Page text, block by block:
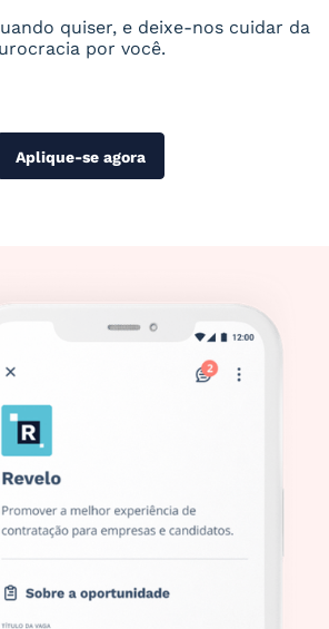
quiser, e deixe-nos cuidar da
por você.
Aplique-se agora